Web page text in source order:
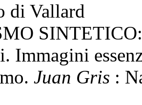
di Vallard
Immagini
Juan Gris :